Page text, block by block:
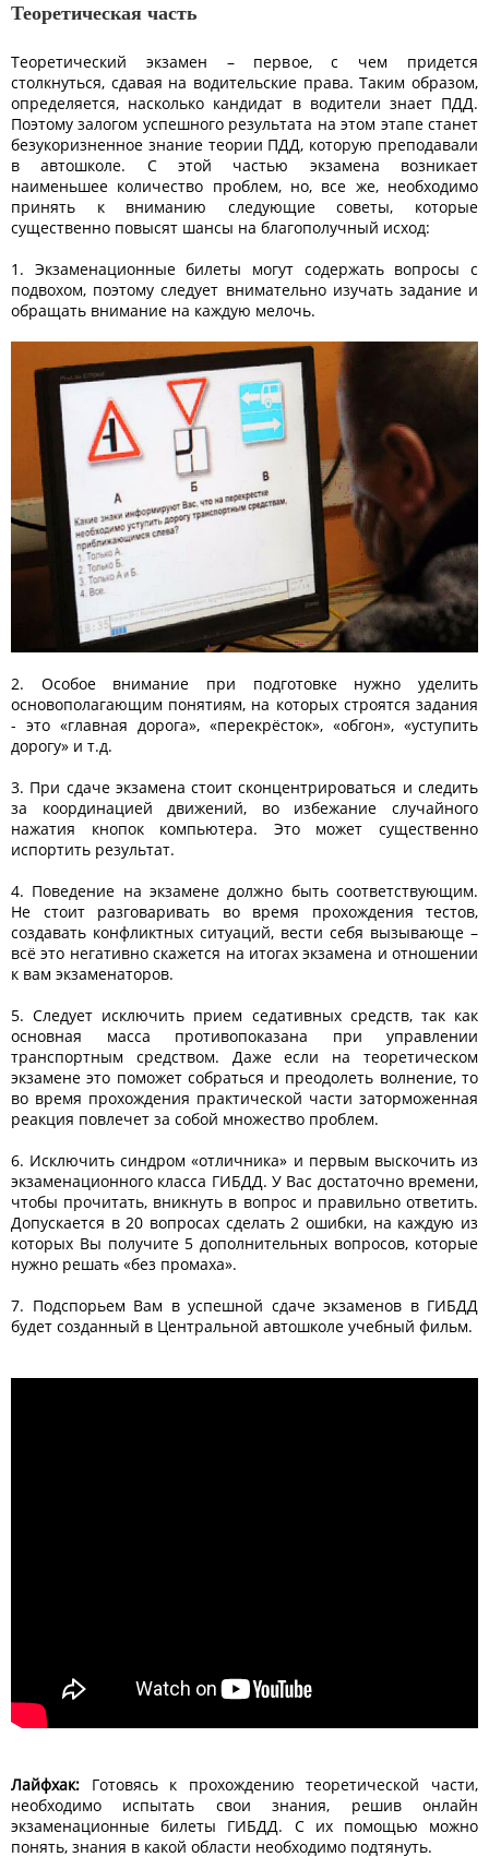
Теоретическая часть
Теоретический экзамен – первое, с чем придется
столкнуться, сдавая на водительские права. Таким образом,
определяется, насколько кандидат в водители знает ПДД.
Поэтому залогом успешного результата на этом этапе станет
безукоризненное знание теории ПДД, которую преподавали
в автошколе. С этой частью экзамена возникает
наименьшее количество проблем, но, все же, необходимо
принять к вниманию следующие советы, которые
существенно повысят шансы на благополучный исход:
1. Экзаменационные билеты могут содержать вопросы с
подвохом, поэтому следует внимательно изучать задание и
обращать внимание на каждую мелочь.
2. Особое внимание при подготовке нужно уделить
основополагающим понятиям, на которых строятся задания
- это «главная дорога», «перекрёсток», «обгон», «уступить
дорогу» и т.д.
3. При сдаче экзамена стоит сконцентрироваться и следить
за координацией движений, во избежание случайного
нажатия кнопок компьютера. Это может существенно
испортить результат.
4. Поведение на экзамене должно быть соответствующим.
Не стоит разговаривать во время прохождения тестов,
создавать конфликтных ситуаций, вести себя вызывающе –
всё это негативно скажется на итогах экзамена и отношении
к вам экзаменаторов.
5. Следует исключить прием седативных средств, так как
основная масса противопоказана при управлении
транспортным средством. Даже если на теоретическом
экзамене это поможет собраться и преодолеть волнение, то
во время прохождения практической части заторможенная
реакция повлечет за собой множество проблем.
6. Исключить синдром «отличника» и первым выскочить из
экзаменационного класса ГИБДД. У Вас достаточно времени,
чтобы прочитать, вникнуть в вопрос и правильно ответить.
Допускается в 20 вопросах сделать 2 ошибки, на каждую из
которых Вы получите 5 дополнительных вопросов, которые
нужно решать «без промаха».
7. Подспорьем Вам в успешной сдаче экзаменов в ГИБДД
будет созданный в Центральной автошколе учебный фильм.
Лайфхак: Готовясь к прохождению теоретической части,
необходимо испытать свои знания, решив онлайн
экзаменационные билеты ГИБДД. С их помощью можно
понять, знания в какой области необходимо подтянуть.